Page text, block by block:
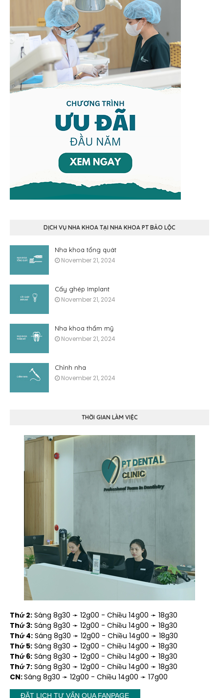
DỊCH VỤ NHA KHOA TẠI NHA KHOA PT BẢO LỘC
Nha khoa tổng quát
November 21, 2024
Cấy ghép Implant
November 21, 2024
Nha khoa thẩm mỹ
November 21, 2024
Chỉnh nha
November 21, 2024
THỜI GIAN LÀM VIỆC
Thứ 2: Sáng 8g30 ➛ 12g00 - Chiều 14g00 ➛ 18g30
Thứ 3: Sáng 8g30 ➛ 12g00 - Chiều 14g00 ➛ 18g30
Thứ 4: Sáng 8g30 ➛ 12g00 - Chiều 14g00 ➛ 18g30
Thứ 5: Sáng 8g30 ➛ 12g00 - Chiều 14g00 ➛ 18g30
Thứ 6: Sáng 8g30 ➛ 12g00 - Chiều 14g00 ➛ 18g30
Thứ 7: Sáng 8g30 ➛ 12g00 - Chiều 14g00 ➛ 18g30
CN:Sáng 8g30 ➛ 12g00 - Chiều 14g00 ➛ 17g00
ĐẶT LỊCH TƯ VẤN QUA FANPAGE